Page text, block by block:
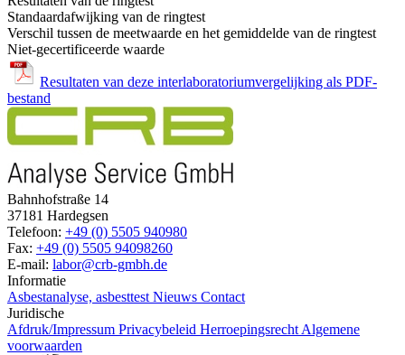
Standaardafwijking van de ringtest
Verschil tussen de meetwaarde en het gemiddelde van de ringtest
Niet-gecertificeerde waarde
Resultaten van deze interlaboratoriumvergelijking als PDF-
bestand
Bahnhofstraße 14
37181 Hardegsen
Telefoon: +49 (0) 5505 940980
Fax: +49 (0) 5505 94098260
E-mail: labor@crb-gmbh.de
Informatie
Asbestanalyse, asbesttest Nieuws Contact
Juridische
Afdruk/Impressum Privacybeleid Herroepingsrecht Algemene
voorwaarden